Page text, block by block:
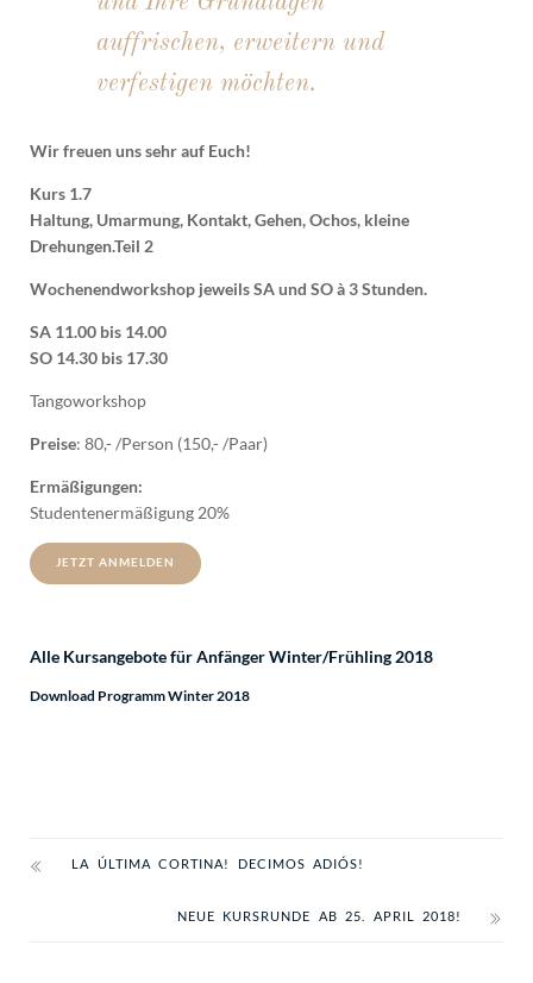
auffrischen, erweitern und
verfestigen möchten.
Wir freuen uns sehr auf Euch!
Kurs 1.7
Haltung, Umarmung, Kontakt, Gehen, Ochos, kleine
Drehungen.Teil 2
Wochenendworkshop jeweils SA und SO à 3 Stunden.
SA 11.00 bis 14.00
SO 14.30 bis 17.30
Tangoworkshop
Preise: 80,- /Person (150,- /Paar)
Ermäßigungen:
Studentenermäßigung 20%
JETZT ANMELDEN
Alle Kursangebote für Anfänger Winter/Frühling 2018
Download Programm Winter 2018
LA ÚLTIMA CORTINA! DECIMOS ADIÓS!
NEUE KURSRUNDE AB 25. APRIL 2018!